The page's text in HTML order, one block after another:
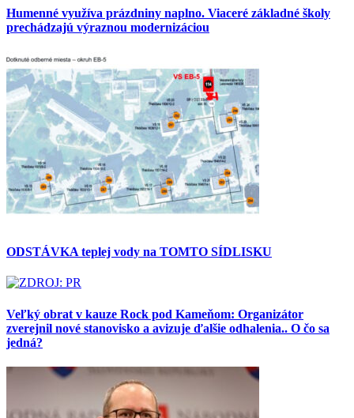
Humenné využíva prázdniny naplno. Viaceré základné školy
prechádzajú výraznou modernizáciou
ODSTÁVKA teplej vody na TOMTO SÍDLISKU
Veľký obrat v kauze Rock pod Kameňom: Organizátor
zverejnil nové stanovisko a avizuje ďalšie odhalenia.. O čo sa
jedná?